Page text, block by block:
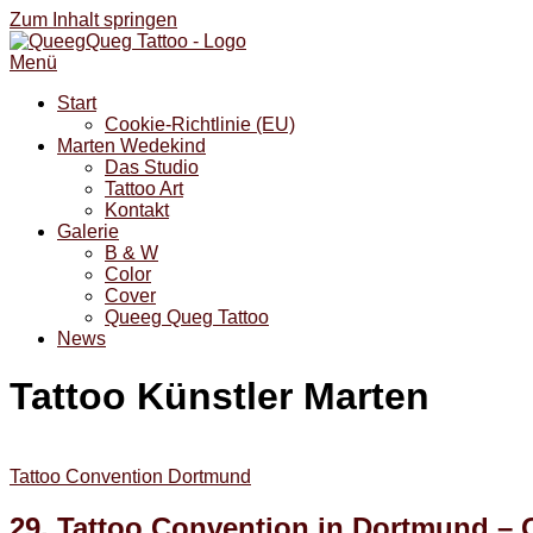
Zum Inhalt springen
Menü
Start
Cookie-Richtlinie (EU)
Marten Wedekind
Das Studio
Tattoo Art
Kontakt
Galerie
B & W
Color
Cover
Queeg Queg Tattoo
News
Tattoo Künstler Marten
Tattoo Convention Dortmund